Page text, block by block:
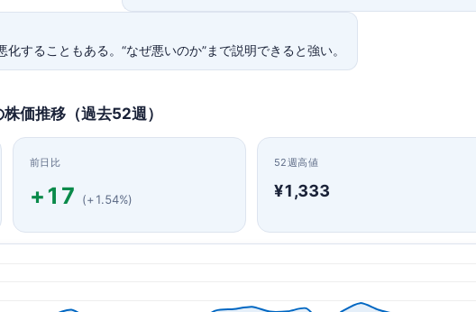
することもある。“なぜ悪いのか”まで説明できると強い。
価推移（過去52週）
前日比
+17 (+1.54%)
52週高値
¥1,333